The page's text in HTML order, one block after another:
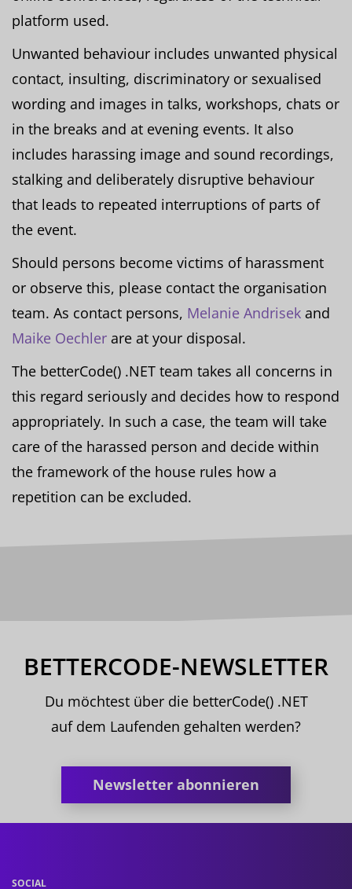
platform used.
Unwanted behaviour includes unwanted physical
contact, insulting, discriminatory or sexualised
wording and images in talks, workshops, chats or
in the breaks and at evening events. It also
includes harassing image and sound recordings,
stalking and deliberately disruptive behaviour
that leads to repeated interruptions of parts of
the event.
Should persons become victims of harassment
or observe this, please contact the organisation
team. As contact persons, Melanie Andrisek and
Maike Oechler are at your disposal.
The betterCode() .NET team takes all concerns in
this regard seriously and decides how to respond
appropriately. In such a case, the team will take
care of the harassed person and decide within
the framework of the house rules how a
repetition can be excluded.
BETTERCODE-NEWSLETTER
Du möchtest über die betterCode() .NET
auf dem Laufenden gehalten werden?
Newsletter abonnieren
SOCIAL